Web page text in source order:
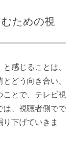
ための視
感じることは、
どう向き合い、
ことで、テレビ視
は、視聴者側でで
下げていきま